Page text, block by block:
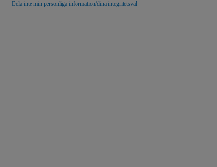
Dela inte min personliga information/dina integritetsval